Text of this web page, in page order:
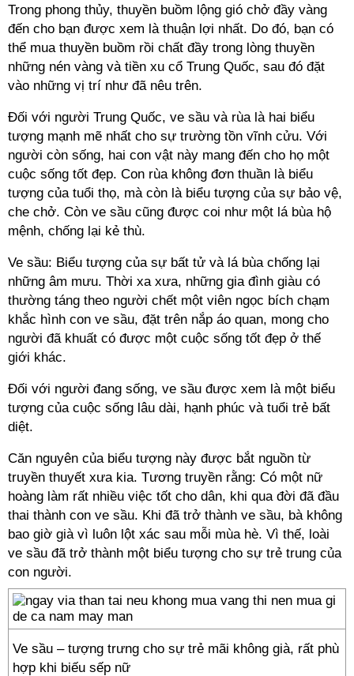
Trong phong thủy, thuyền buồm lộng gió chở đầy vàng
đến cho bạn được xem là thuận lợi nhất. Do đó, bạn có
thể mua thuyền buồm rồi chất đầy trong lòng thuyền
những nén vàng và tiền xu cổ Trung Quốc, sau đó đặt
vào những vị trí như đã nêu trên.
Đối với người Trung Quốc, ve sầu và rùa là hai biểu
tượng mạnh mẽ nhất cho sự trường tồn vĩnh cửu. Với
người còn sống, hai con vật này mang đến cho họ một
cuộc sống tốt đẹp. Con rùa không đơn thuần là biểu
tượng của tuổi thọ, mà còn là biểu tượng của sự bảo vệ,
che chở. Còn ve sầu cũng được coi như một lá bùa hộ
mệnh, chống lại kẻ thù.
Ve sầu: Biểu tượng của sự bất tử và lá bùa chống lại
những âm mưu. Thời xa xưa, những gia đình giàu có
thường táng theo người chết một viên ngọc bích chạm
khắc hình con ve sầu, đặt trên nắp áo quan, mong cho
người đã khuất có được một cuộc sống tốt đẹp ở thế
giới khác.
Đối với người đang sống, ve sầu được xem là một biểu
tượng của cuộc sống lâu dài, hạnh phúc và tuổi trẻ bất
diệt.
Căn nguyên của biểu tượng này được bắt nguồn từ
truyền thuyết xưa kia. Tương truyền rằng: Có một nữ
hoàng làm rất nhiều việc tốt cho dân, khi qua đời đã đầu
thai thành con ve sầu. Khi đã trở thành ve sầu, bà không
bao giờ già vì luôn lột xác sau mỗi mùa hè. Vì thế, loài
ve sầu đã trở thành một biểu tượng cho sự trẻ trung của
con người.
Ve sầu – tượng trưng cho sự trẻ mãi không già, rất phù
hợp khi biếu sếp nữ